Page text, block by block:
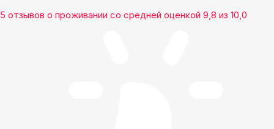
5 отзывов о проживании со средней оценкой 9,8 из 10,0